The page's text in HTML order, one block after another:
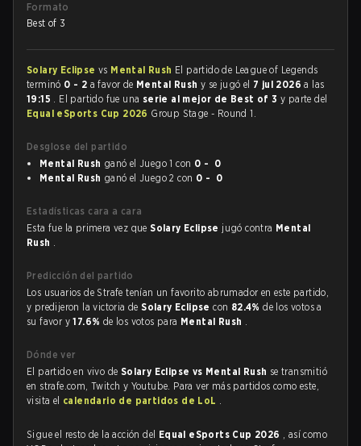
Formato
Best of 3
Solary Eclipse vs Mental Rush El partido de League of Legends
terminó 0 - 2 a favor de Mental Rush y se jugó el 7 jul 2026a las
19:15 . El partido fue una serie al mejor de Best of 3y parte del
Equal eSports Cup 2026 Group Stage - Round 1.
Desglose del partido
Mental Rush ganó el Juego 1 con 0 - 0
Mental Rush ganó el Juego 2 con 0 - 0
Estadísticas cara a cara
Esta fue la primera vez queSolary Eclipse jugó contra Mental
Rush .
Predicción del partido
Los usuarios de Strafe tenían un favorito abrumador en este partido,
y predijeron la victoria deSolary Eclipsecon 82.4%de los votos a
su favor y17.6% de los votos para Mental Rush .
Dónde ver
El partido en vivo de Solary Eclipse vs Mental Rush se transmitió
en strafe.com, Twitch y Youtube. Para ver más partidos como este,
visita el calendario de partidos de LoL .
Sigue el resto de la acción del Equal eSports Cup 2026 , así como